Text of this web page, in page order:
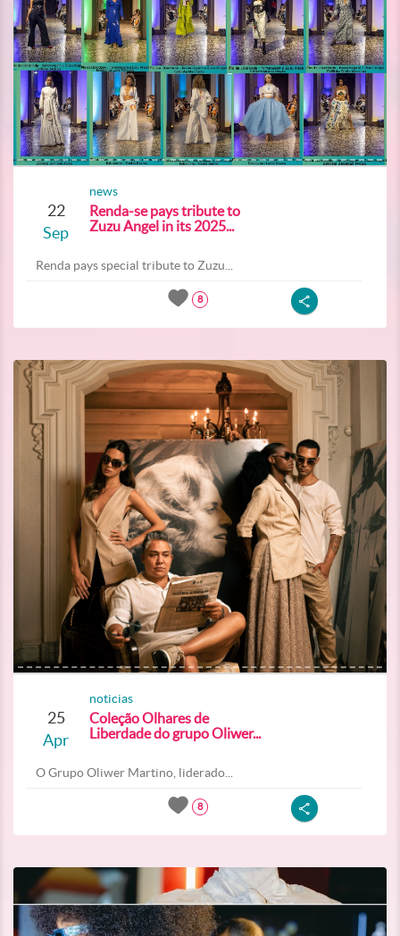
22
Sep
news
Renda-se pays tribute to
Zuzu Angel in its 2025...
Renda pays special tribute to Zuzu...
8
25
Apr
noticias
Coleção Olhares de
Liberdade do grupo Oliwer...
O Grupo Oliwer Martino, liderado...
8